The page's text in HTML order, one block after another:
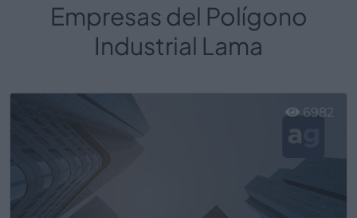
Empresas del Polígono
Industrial Lama
6982